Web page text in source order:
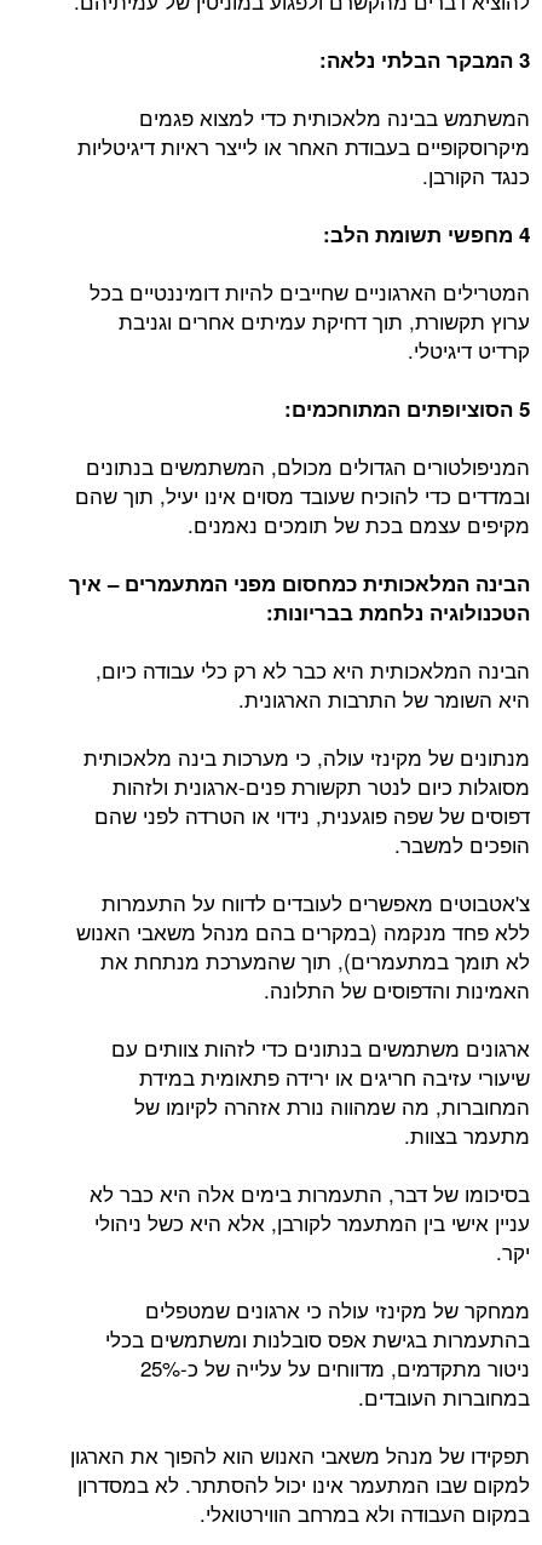
3 המבקר הבלתי נלאה:
המשתמש בבינה מלאכותית כדי למצוא פגמים
מיקרוסקופיים בעבודת האחר או לייצר ראיות דיגיטליות
כנגד הקורבן.
4 מחפשי תשומת הלב:
המטרילים הארגוניים שחייבים להיות דומיננטיים בכל
ערוץ תקשורת, תוך דחיקת עמיתים אחרים וגניבת
קרדיט דיגיטלי.
5 הסוציופתים המתוחכמים:
המניפולטורים הגדולים מכולם, המשתמשים בנתונים
ובמדדים כדי להוכיח שעובד מסוים אינו יעיל, תוך שהם
מקיפים עצמם בכת של תומכים נאמנים.
הבינה המלאכותית כמחסום מפני המתעמרים – איך
הטכנולוגיה נלחמת בבריונות:
הבינה המלאכותית היא כבר לא רק כלי עבודה כיום,
היא השומר של התרבות הארגונית.
מנתונים של מקינזי עולה, כי מערכות בינה מלאכותית
מסוגלות כיום לנטר תקשורת פנים-ארגונית ולזהות
דפוסים של שפה פוגענית, נידוי או הטרדה לפני שהם
הופכים למשבר.
צ'אטבוטים מאפשרים לעובדים לדווח על התעמרות
ללא פחד מנקמה (במקרים בהם מנהל משאבי האנוש
לא תומך במתעמרים), תוך שהמערכת מנתחת את
האמינות והדפוסים של התלונה.
ארגונים משתמשים בנתונים כדי לזהות צוותים עם
שיעורי עזיבה חריגים או ירידה פתאומית במידת
המחוברות, מה שמהווה נורת אזהרה לקיומו של
מתעמר בצוות.
בסיכומו של דבר, התעמרות בימים אלה היא כבר לא
עניין אישי בין המתעמר לקורבן, אלא היא כשל ניהולי
יקר.
ממחקר של מקינזי עולה כי ארגונים שמטפלים
בהתעמרות בגישת אפס סובלנות ומשתמשים בכלי
ניטור מתקדמים, מדווחים על עלייה של כ-25%
במחוברות העובדים.
תפקידו של מנהל משאבי האנוש הוא להפוך את הארגון
למקום שבו המתעמר אינו יכול להסתתר. לא במסדרון
במקום העבודה ולא במרחב הווירטואלי.